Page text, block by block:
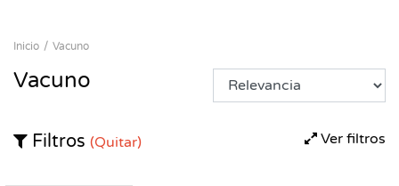
Inicio Vacuno
Vacuno
Ver filtros
Filtros (Quitar)